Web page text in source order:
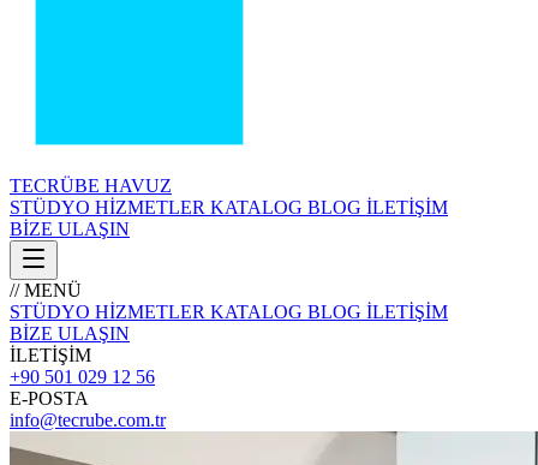
TECRÜBE HAVUZ
STÜDYO HİZMETLER KATALOG BLOG İLETİŞİM
BİZE ULAŞIN
// MENÜ
STÜDYO HİZMETLER KATALOG BLOG İLETİŞİM
BİZE ULAŞIN
İLETİŞİM
+90 501 029 12 56
E-POSTA
info@tecrube.com.tr